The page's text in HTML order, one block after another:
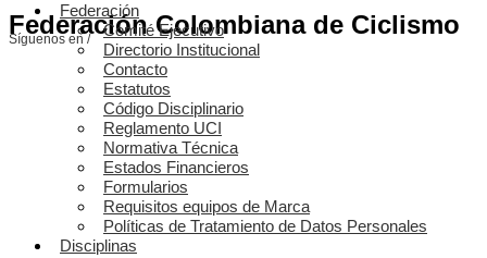
Federación Colombiana de Ciclismo
Síguenos en /
Federación
Comité Ejecutivo
Directorio Institucional
Contacto
Estatutos
Código Disciplinario
Reglamento UCI
Normativa Técnica
Estados Financieros
Formularios
Requisitos equipos de Marca
Políticas de Tratamiento de Datos Personales
Disciplinas